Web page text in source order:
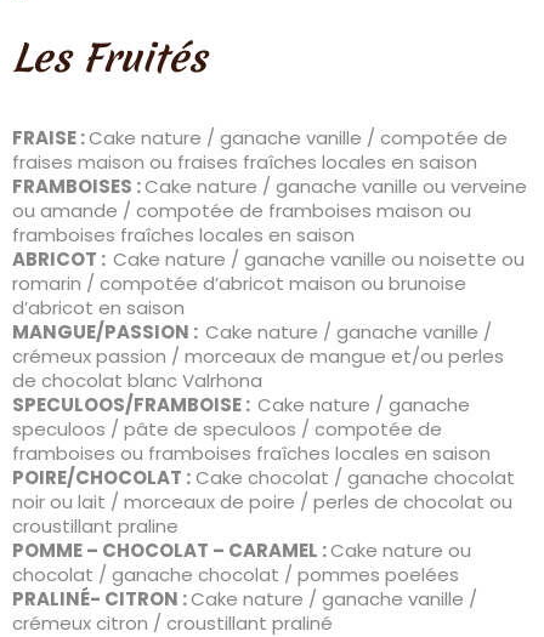
Les Fruités
FRAISE :Cake nature / ganache vanille / compotée de
fraises maison ou fraises fraîches locales en saison
FRAMBOISES :Cake nature / ganache vanille ou verveine
ou amande / compotée de framboises maison ou
framboises fraîches locales en saison
ABRICOT : Cake nature / ganache vanille ou noisette ou
romarin / compotée d’abricot maison ou brunoise
d’abricot en saison
MANGUE/PASSION : Cake nature / ganache vanille /
crémeux passion / morceaux de mangue et/ou perles
de chocolat blanc Valrhona
SPECULOOS/FRAMBOISE : Cake nature / ganache
speculoos / pâte de speculoos / compotée de
framboises ou framboises fraîches locales en saison
POIRE/CHOCOLAT :Cake chocolat / ganache chocolat
noir ou lait / morceaux de poire / perles de chocolat ou
croustillant praline
POMME – CHOCOLAT – CARAMEL :Cake nature ou
chocolat / ganache chocolat / pommes poelées
PRALINÉ- CITRON :Cake nature / ganache vanille /
crémeux citron / croustillant praliné